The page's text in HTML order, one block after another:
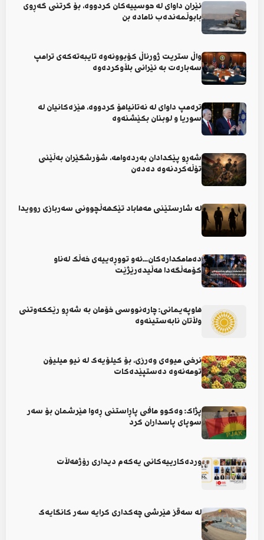
ئێران داوای لە حوسییەکان کردووە، بۆ گرتنی گەڕوی
بابوڵمەندەب ئامادە بن
واڵ ستریت ژورناڵ کۆبوونەوە تایبەتەکەی ترامپ
سەبارەت بە ئێرانی بڵاوکردەوە
ترەمپ داوای لە نەتانیاهۆ کردووە، هێزەکانیان لە
سوریا و لوبنان بکێشنەوە
شەڕو پێکدادان بەردەوامە، شۆرشگێران بەڵێنی
تۆڵەکردنەوە دەدەن
لە شارستێنی مەهاباد تێکهەڵچوونی سەربازی روویدا
دەمامکدارەکان...ئەو تووڕەییەی خەڵک لەناو
کۆمەڵگەدا هەڵیدەرێژێت
هاوپەیمانی: چارەنووسی خۆمان بە شەڕو رێککەوتنی
وڵاتان نابەستینەوە
نرخی میوەی وەرزی، بۆ کیلۆیەک لە نیو میلیۆن
تومەنەوە دەستپێدەکات
پژاک: وەکوو مافی پاڕاستنی ڕەوا هێرشمان بۆ سەر
سوپای پاسداران کرد
وردەکارییەکانی یەکەم دیداری رۆژهەڵات
لە سەقز هێرشی چەکداری کرایە سەر کانگایەک